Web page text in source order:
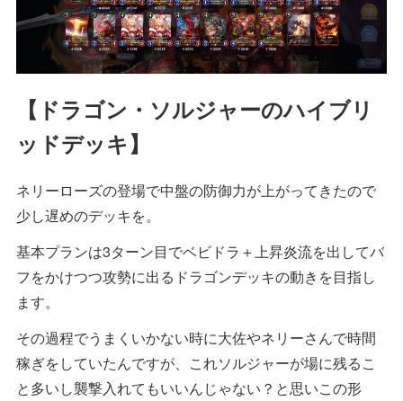
【ドラゴン・ソルジャーのハイブリ
ッドデッキ】
ネリーローズの登場で中盤の防御力が上がってきたので
少し遅めのデッキを。
基本プランは3ターン目でベビドラ＋上昇炎流を出してバ
フをかけつつ攻勢に出るドラゴンデッキの動きを目指し
ます。
その過程でうまくいかない時に大佐やネリーさんで時間
稼ぎをしていたんですが、これソルジャーが場に残るこ
と多いし襲撃入れてもいいんじゃない？と思いこの形